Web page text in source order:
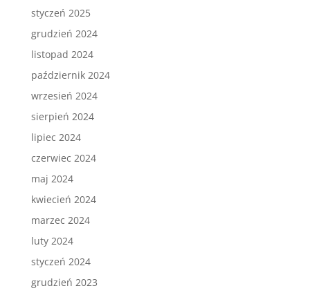
styczeń 2025
grudzień 2024
listopad 2024
październik 2024
wrzesień 2024
sierpień 2024
lipiec 2024
czerwiec 2024
maj 2024
kwiecień 2024
marzec 2024
luty 2024
styczeń 2024
grudzień 2023